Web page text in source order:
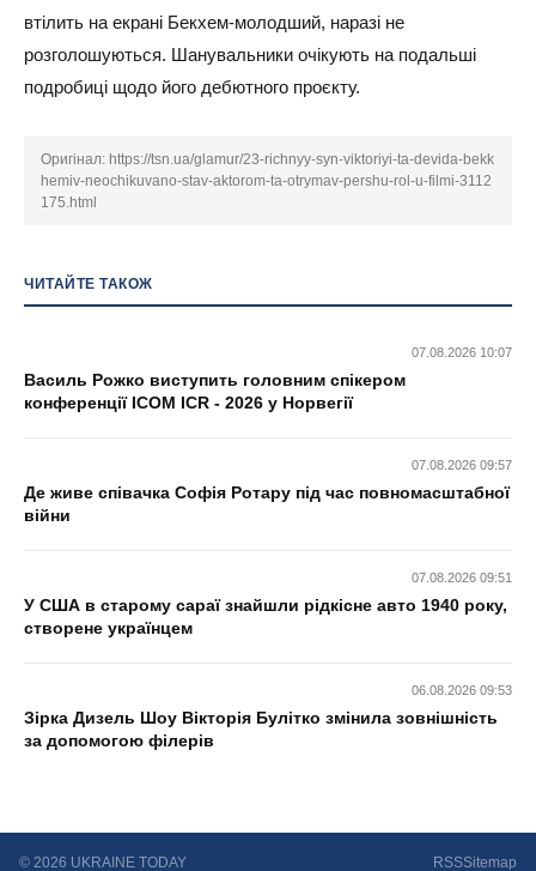
втілить на екрані Бекхем-молодший, наразі не
розголошуються. Шанувальники очікують на подальші
подробиці щодо його дебютного проєкту.
Оригінал: https://tsn.ua/glamur/23-richnyy-syn-viktoriyi-ta-devida-bekk
hemiv-neochikuvano-stav-aktorom-ta-otrymav-pershu-rol-u-filmi-3112
175.html
ЧИТАЙТЕ ТАКОЖ
07.08.2026 10:07
Василь Рожко виступить головним спікером
конференції ICOM ICR - 2026 у Норвегії
07.08.2026 09:57
Де живе співачка Софія Ротару під час повномасштабної
війни
07.08.2026 09:51
У США в старому сараї знайшли рідкісне авто 1940 року,
створене українцем
06.08.2026 09:53
Зірка Дизель Шоу Вікторія Булітко змінила зовнішність
за допомогою філерів
© 2026 UKRAINE TODAY RSSSitemap